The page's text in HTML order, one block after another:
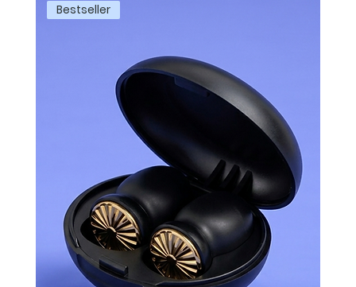
Bestseller